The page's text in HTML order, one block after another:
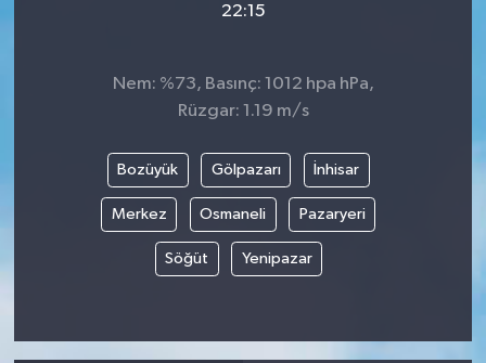
22:15
Nem: %73, Basınç: 1012 hpa hPa,
Rüzgar: 1.19 m/s
Bozüyük Gölpazarı İnhisar
Merkez Osmaneli Pazaryeri
Söğüt Yenipazar